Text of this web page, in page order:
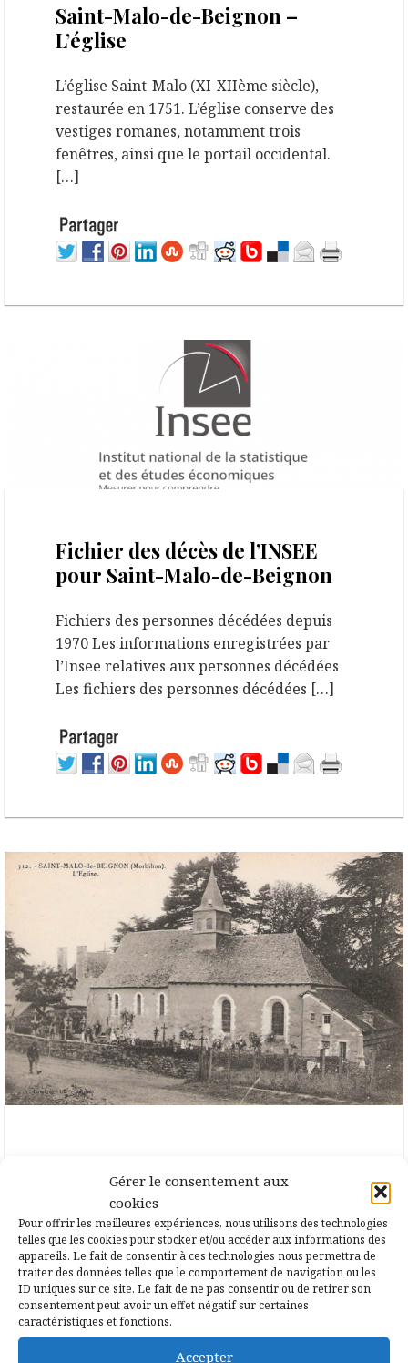
Gérer le consentement aux
cookies
Pour offrir les meilleures expériences, nous utilisons des technologies
telles que les cookies pour stocker et/ou accéder aux informations des
appareils. Le fait de consentir à ces technologies nous permettra de
traiter des données telles que le comportement de navigation ou les
ID uniques sur ce site. Le fait de ne pas consentir ou de retirer son
consentement peut avoir un effet négatif sur certaines
caractéristiques et fonctions.
Accepter
Saint-Malo-de-Beignon –
L’église
L’église Saint-Malo (XI-XIIème siècle),
restaurée en 1751. L’église conserve des
vestiges romanes, notamment trois
fenêtres, ainsi que le portail occidental.
[…]
Fichier des décès de l’INSEE
pour Saint-Malo-de-Beignon
Fichiers des personnes décédées depuis
1970 Les informations enregistrées par
l’Insee relatives aux personnes décédées
Les fichiers des personnes décédées […]
Saint-Malo-de-Beignon fait référence aux
évêques de Saint-Malo qui possèdent une
résidence d’été sur ce territoire. Saint-
Malo-de-Beignon est, semble-t-il, un
démembrement […]